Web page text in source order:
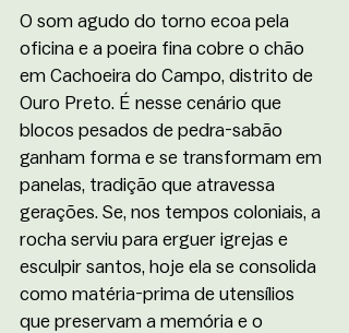
O som agudo do torno ecoa pela
oficina e a poeira fina cobre o chão
em Cachoeira do Campo, distrito de
Ouro Preto. É nesse cenário que
blocos pesados de pedra-sabão
ganham forma e se transformam em
panelas, tradição que atravessa
gerações. Se, nos tempos coloniais, a
rocha serviu para erguer igrejas e
esculpir santos, hoje ela se consolida
como matéria-prima de utensílios
que preservam a memória e o